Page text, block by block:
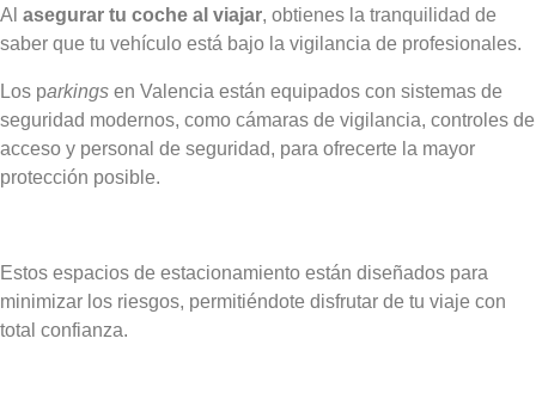
Al asegurar tu coche al viajar, obtienes la tranquilidad de
saber que tu vehículo está bajo la vigilancia de profesionales.
Los parkings en Valencia están equipados con sistemas de
seguridad modernos, como cámaras de vigilancia, controles de
acceso y personal de seguridad, para ofrecerte la mayor
protección posible.
Estos espacios de estacionamiento están diseñados para
minimizar los riesgos, permitiéndote disfrutar de tu viaje con
total confianza.